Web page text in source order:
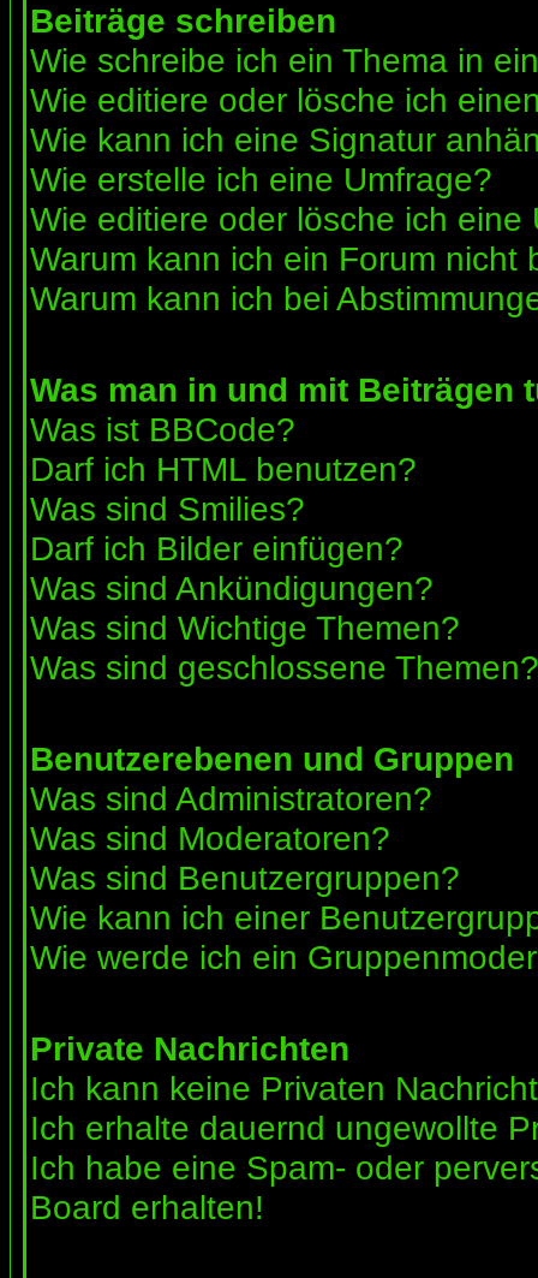
Beiträge schreiben
Wie schreibe ich ein Thema in
Wie editiere oder lösche ich
Wie kann ich eine Signatur
Wie erstelle ich eine Umfrage?
Wie editiere oder lösche ich eine
Warum kann ich ein Forum nicht
Warum kann ich bei
Was man in und mit Beiträgen
Was ist BBCode?
Darf ich HTML benutzen?
Was sind Smilies?
Darf ich Bilder einfügen?
Was sind Ankündigungen?
Was sind Wichtige Themen?
Was sind geschlossene Themen?
Benutzerebenen und Gruppen
Was sind Administratoren?
Was sind Moderatoren?
Was sind Benutzergruppen?
Wie kann ich einer
Wie werde ich ein
Private Nachrichten
Ich kann keine Privaten
Ich erhalte dauernd ungewollte
Ich habe eine Spam- oder
Board erhalten!